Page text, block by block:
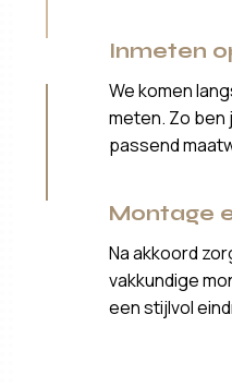
Inmeten
We komen
meten. Zo
passend
Montage
Na akkoord
vakkundige
een stijlvol